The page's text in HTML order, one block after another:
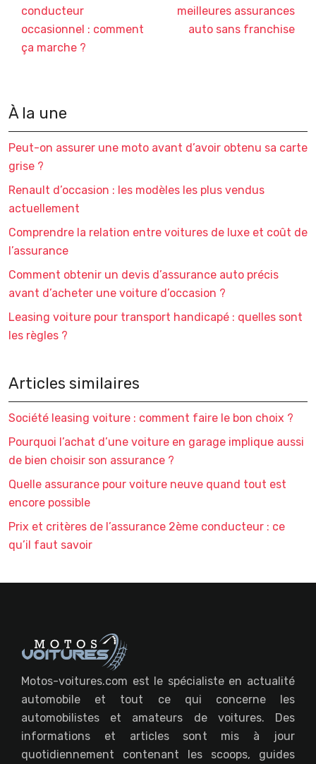
conducteur
occasionnel : comment
ça marche ?
meilleures assurances
auto sans franchise
À la une
Peut-on assurer une moto avant d’avoir obtenu sa carte
grise ?
Renault d’occasion : les modèles les plus vendus
actuellement
Comprendre la relation entre voitures de luxe et coût de
l’assurance
Comment obtenir un devis d’assurance auto précis
avant d’acheter une voiture d’occasion ?
Leasing voiture pour transport handicapé : quelles sont
les règles ?
Articles similaires
Société leasing voiture : comment faire le bon choix ?
Pourquoi l’achat d’une voiture en garage implique aussi
de bien choisir son assurance ?
Quelle assurance pour voiture neuve quand tout est
encore possible
Prix et critères de l’assurance 2ème conducteur : ce
qu’il faut savoir
Motos-voitures.com est le spécialiste en actualité
automobile et tout ce qui concerne les
automobilistes et amateurs de voitures. Des
informations et articles sont mis à jour
quotidiennement contenant les scoops, guides